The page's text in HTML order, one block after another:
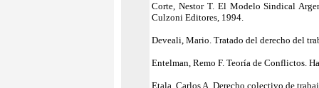
Corte, Nestor T. El Modelo Sindical
Culzoni Editores, 1994.
Deveali, Mario. Tratado del derecho del
Entelman, Remo F. Teoría de Conflictos.
Etala, Carlos A. Derecho colectivo de